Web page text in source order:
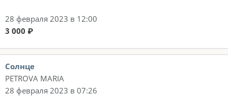
28 февраля 2023 в 12:00
3 000 ₽
Солнце
PETROVA MARIA
28 февраля 2023 в 07:26